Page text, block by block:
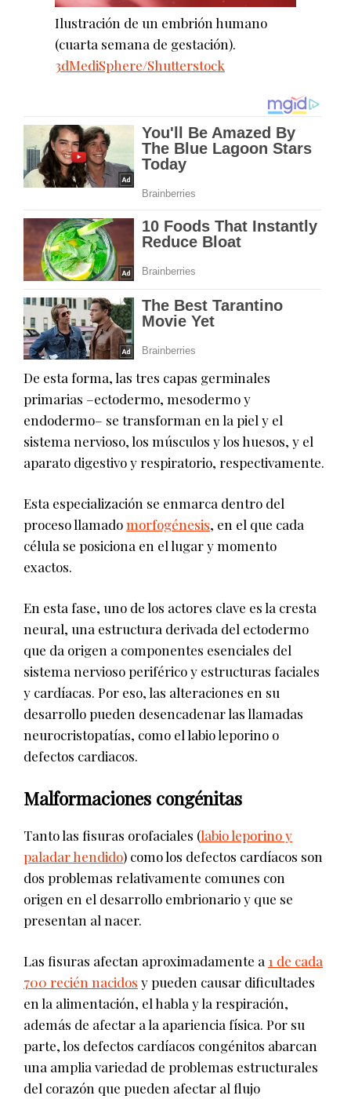
Ilustración de un embrión humano
(cuarta semana de gestación).
3dMediSphere/Shutterstock
De esta forma, las tres capas germinales
primarias –ectodermo, mesodermo y
endodermo– se transforman en la piel y el
sistema nervioso, los músculos y los huesos, y el
aparato digestivo y respiratorio, respectivamente.
Esta especialización se enmarca dentro del
proceso llamadomorfogénesis, en el que cada
célula se posiciona en el lugar y momento
exactos.
En esta fase, uno de los actores clave es la cresta
neural, una estructura derivada del ectodermo
que da origen a componentes esenciales del
sistema nervioso periférico y estructuras faciales
y cardíacas. Por eso, las alteraciones en su
desarrollo pueden desencadenar las llamadas
neurocristopatías, como el labio leporino o
defectos cardiacos.
Malformaciones congénitas
Tanto las fisuras orofaciales (labio leporino y
paladar hendido) como los defectos cardíacos son
dos problemas relativamente comunes con
origen en el desarrollo embrionario y que se
presentan al nacer.
Las fisuras afectan aproximadamente a 1 de cada
700 recién nacidos y pueden causar dificultades
en la alimentación, el habla y la respiración,
además de afectar a la apariencia física. Por su
parte, los defectos cardíacos congénitos abarcan
una amplia variedad de problemas estructurales
del corazón que pueden afectar al flujo